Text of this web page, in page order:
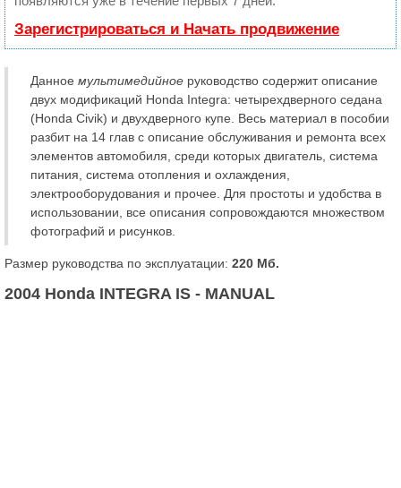
Зарегистрироваться и Начать продвижение
Данное мультимедийное руководство содержит описание
двух модификаций Honda Integra: четырехдверного седана
(Honda Civik) и двухдверного купе. Весь материал в пособии
разбит на 14 глав с описание обслуживания и ремонта всех
элементов автомобиля, среди которых двигатель, система
питания, система отопления и охлаждения,
электрооборудования и прочее. Для простоты и удобства в
использовании, все описания сопровождаются множеством
фотографий и рисунков.
Размер руководства по эксплуатации: 220 Мб.
2004 Honda INTEGRA IS - MANUAL